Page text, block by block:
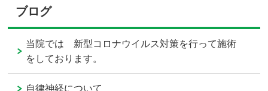
ブログ
当院では 新型コロナウイルス対策を行って施術
をしております。
自律神経について